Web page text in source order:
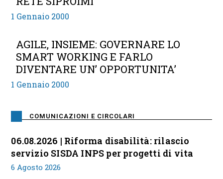
1 Gennaio 2000
AGILE, INSIEME: GOVERNARE LO
SMART WORKING E FARLO
DIVENTARE UN’ OPPORTUNITA’
1 Gennaio 2000
COMUNICAZIONI E CIRCOLARI
06.08.2026 | Riforma disabilità: rilascio
servizio SISDA INPS per progetti di vita
6 Agosto 2026